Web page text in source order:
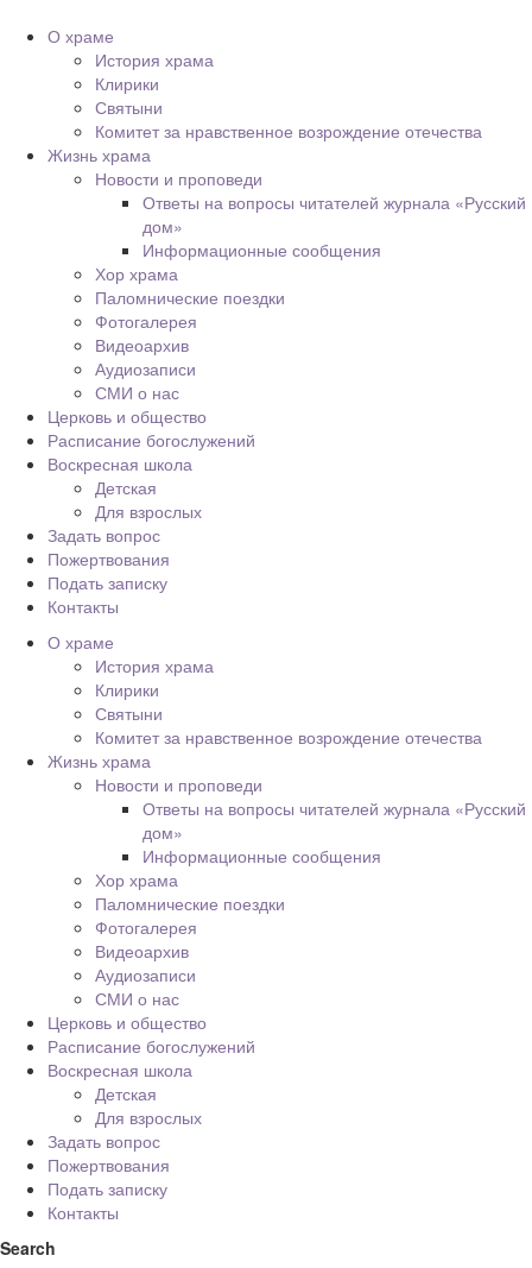
О храме
История храма
Клирики
Святыни
Комитет за нравственное возрождение отечества
Жизнь храма
Новости и проповеди
Ответы на вопросы читателей журнала «Русский
дом»
Информационные сообщения
Хор храма
Паломнические поездки
Фотогалерея
Видеоархив
Аудиозаписи
СМИ о нас
Церковь и общество
Расписание богослужений
Воскресная школа
Детская
Для взрослых
Задать вопрос
Пожертвования
Подать записку
Контакты
О храме
История храма
Клирики
Святыни
Комитет за нравственное возрождение отечества
Жизнь храма
Новости и проповеди
Ответы на вопросы читателей журнала «Русский
дом»
Информационные сообщения
Хор храма
Паломнические поездки
Фотогалерея
Видеоархив
Аудиозаписи
СМИ о нас
Церковь и общество
Расписание богослужений
Воскресная школа
Детская
Для взрослых
Задать вопрос
Пожертвования
Подать записку
Контакты
Search